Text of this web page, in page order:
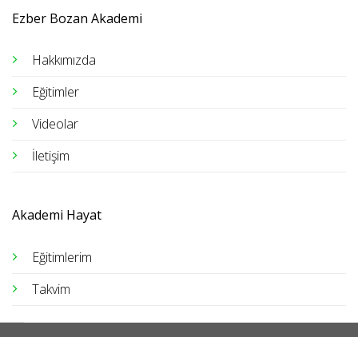
Ezber Bozan Akademi
Hakkımızda
Eğitimler
Videolar
İletişim
Akademi Hayat
Eğitimlerim
Takvim